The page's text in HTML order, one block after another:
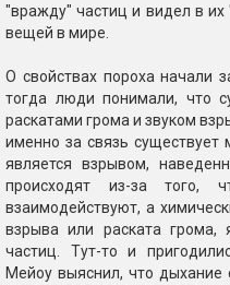
"вражду" частиц и видел в
вещей в мире.
О свойствах пороха начали
тогда люди понимали, что
раскатами грома и звуком
именно за связь
является взрывом,
происходят из-за того,
взаимодействуют, а
взрыва или раската грома,
частиц. Тут-то и
Мейоу выяснил, что дыхание